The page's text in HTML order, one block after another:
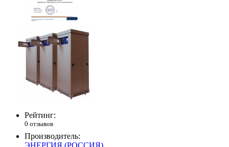
Рейтинг:
0 отзывов
Производитель:
ЭНЕРГИЯ (РОССИЯ)